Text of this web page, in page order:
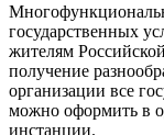
государственных
жителям
получение
организации все
можно оформить в
инстанции.